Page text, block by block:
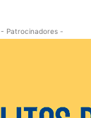
- Patrocinadores -